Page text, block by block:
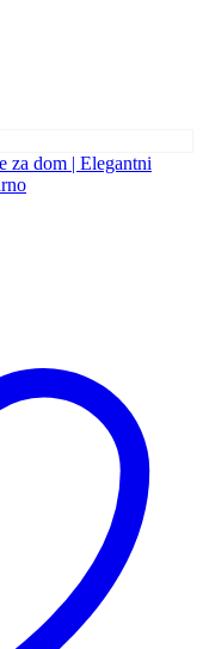
za dom | Elegantni